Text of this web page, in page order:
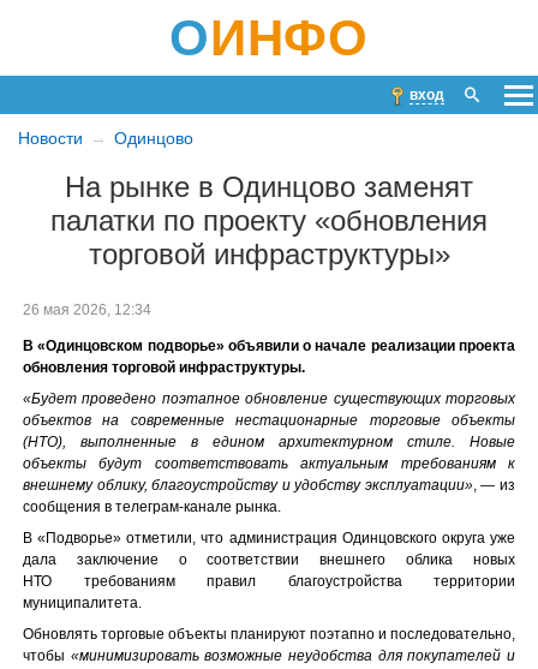
ОИНФО
вход
Новости Одинцово
На рынке в Одинцово заменят
палатки по проекту «обновления
торговой инфраструктуры»
26 мая 2026, 12:34
В «Одинцовском подворье» объявили о начале реализации проекта
обновления торговой инфраструктуры.
«Будет проведено поэтапное обновление существующих торговых
объектов на современные нестационарные торговые объекты
(НТО), выполненные в едином архитектурном стиле. Новые
объекты будут соответствовать актуальным требованиям к
внешнему облику, благоустройству и удобству эксплуатации», — из
сообщения в телеграм-канале рынка.
В «Подворье» отметили, что администрация Одинцовского округа уже
дала заключение о соответствии внешнего облика новых
НТО требованиям правил благоустройства территории
муниципалитета.
Обновлять торговые объекты планируют поэтапно и последовательно,
чтобы «минимизировать возможные неудобства для покупателей и